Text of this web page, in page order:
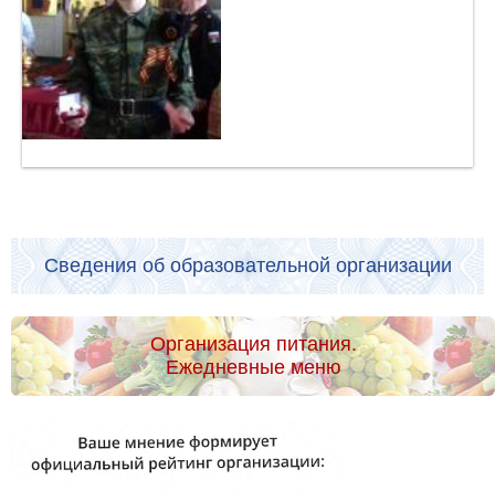
Сведения об образовательной организации
Организация питания.
Ежедневные меню